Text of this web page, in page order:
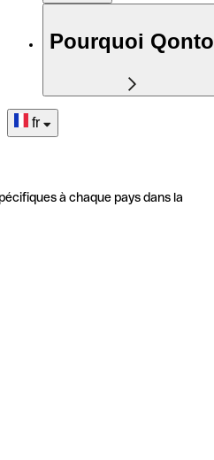
Pourquoi Qonto
fr
à chaque pays dans la